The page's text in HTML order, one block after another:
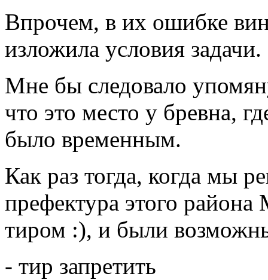
Впрочем, в их ошибке
изложила условия задачи.
Мне бы следовало
что это место у бревна,
было временным.
Как раз тогда, когда мы
префектура этого
тиром :), и были
- тир запретить